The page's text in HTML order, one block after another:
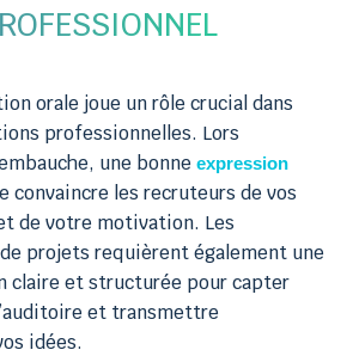
orale joue un rôle crucial dans
professionnelles. Lors
une bonneexpression
convaincre les recruteurs de vos
de votre motivation. Les
projets requièrent également une
claire et structurée pour capter
et transmettre
idées.